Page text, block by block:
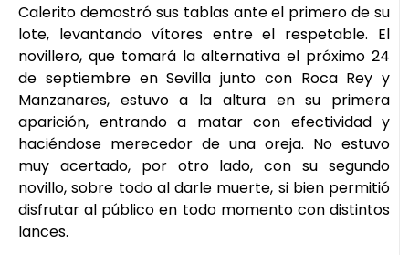
Calerito demostró sus tablas ante el primero de su
lote, levantando vítores entre el respetable. El
novillero, que tomará la alternativa el próximo 24
de septiembre en Sevilla junto con Roca Rey y
Manzanares, estuvo a la altura en su primera
aparición, entrando a matar con efectividad y
haciéndose merecedor de una oreja. No estuvo
muy acertado, por otro lado, con su segundo
novillo, sobre todo al darle muerte, si bien permitió
disfrutar al público en todo momento con distintos
lances.